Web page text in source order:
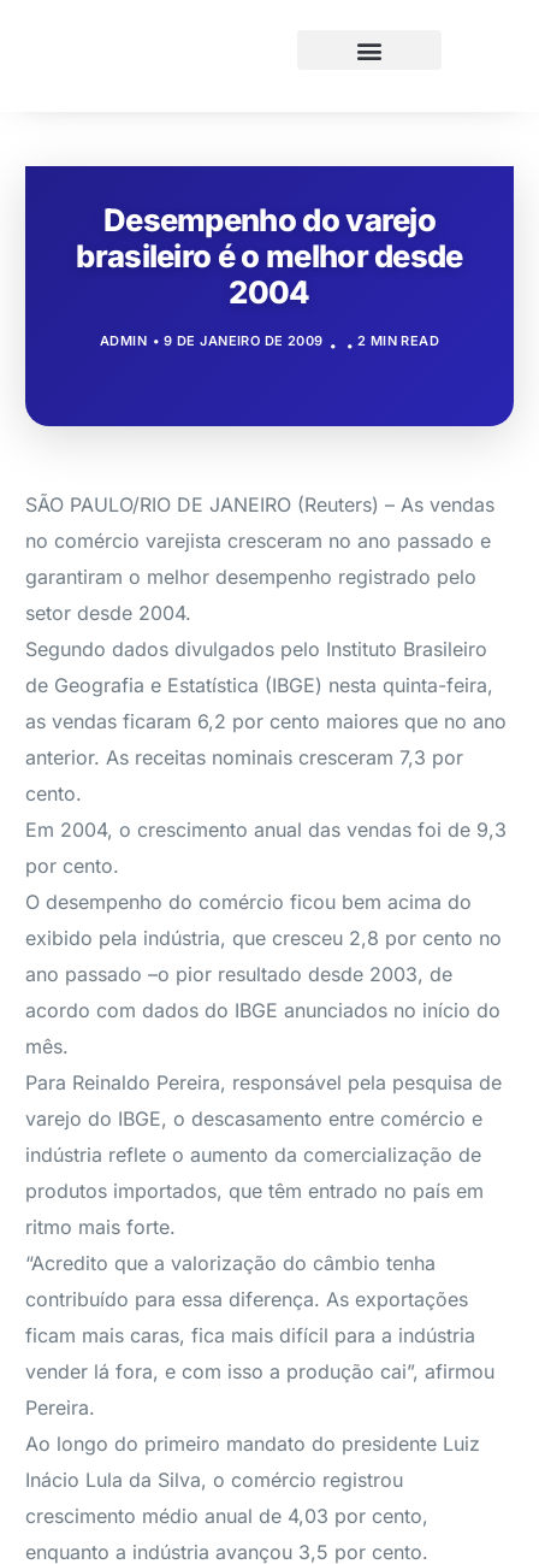
Desempenho do varejo
brasileiro é o melhor desde
2004
ADMIN 9 DE JANEIRO DE 2009 2 MIN READ
SÃO PAULO/RIO DE JANEIRO (Reuters) – As vendas
no comércio varejista cresceram no ano passado e
garantiram o melhor desempenho registrado pelo
setor desde 2004.
Segundo dados divulgados pelo Instituto Brasileiro
de Geografia e Estatística (IBGE) nesta quinta-feira,
as vendas ficaram 6,2 por cento maiores que no ano
anterior. As receitas nominais cresceram 7,3 por
cento.
Em 2004, o crescimento anual das vendas foi de 9,3
por cento.
O desempenho do comércio ficou bem acima do
exibido pela indústria, que cresceu 2,8 por cento no
ano passado –o pior resultado desde 2003, de
acordo com dados do IBGE anunciados no início do
mês.
Para Reinaldo Pereira, responsável pela pesquisa de
varejo do IBGE, o descasamento entre comércio e
indústria reflete o aumento da comercialização de
produtos importados, que têm entrado no país em
ritmo mais forte.
“Acredito que a valorização do câmbio tenha
contribuído para essa diferença. As exportações
ficam mais caras, fica mais difícil para a indústria
vender lá fora, e com isso a produção cai”, afirmou
Pereira.
Ao longo do primeiro mandato do presidente Luiz
Inácio Lula da Silva, o comércio registrou
crescimento médio anual de 4,03 por cento,
enquanto a indústria avançou 3,5 por cento.